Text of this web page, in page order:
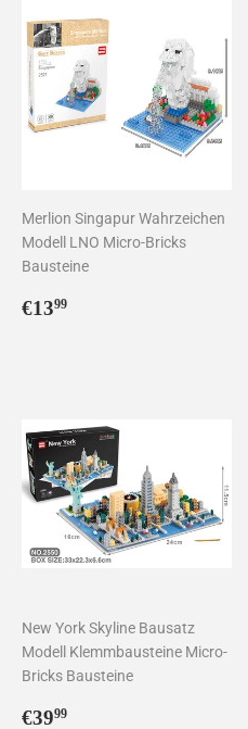
Merlion Singapur Wahrzeichen
Modell LNO Micro-Bricks
Bausteine
Normaler
€1399
New York Skyline Bausatz
Modell Klemmbausteine Micro-
Bricks Bausteine
Normaler
€3999